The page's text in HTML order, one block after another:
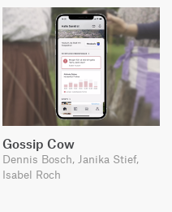
Gossip Cow
Dennis Bosch, Janika Stief,
Isabel Roch